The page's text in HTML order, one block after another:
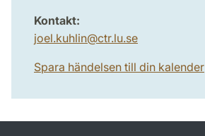
Kontakt:
joel.kuhlin@ctr.lu.se
Spara händelsen till din kalender